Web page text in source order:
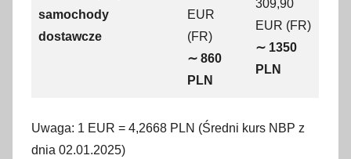
samochody
dostawcze
EUR
(FR)
∼ 860
PLN
309,90
EUR (FR)
∼ 1350
PLN
Uwaga: 1 EUR = 4,2668 PLN (Średni kurs NBP z
dnia 02.01.2025)